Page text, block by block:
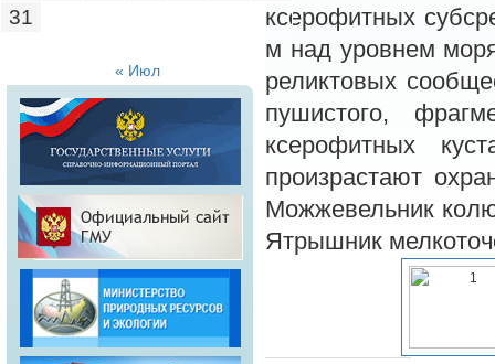
ксерофитных
м над уровнем
реликтовых
пушистого,
ксерофитных
произрастают
Можжевельник
Ятрышник
31
« Июл